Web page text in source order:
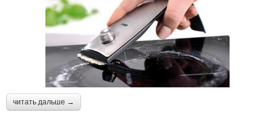
читать дальше →